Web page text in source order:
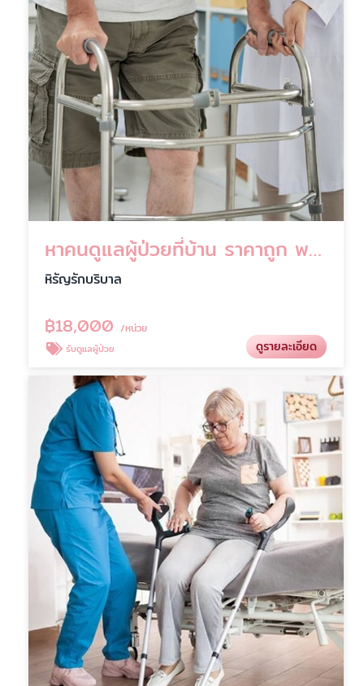
หาคนดูแลผู้ป่วยที่บ้าน ราคาถูก พร้อมเริ่มงานทันที
หิรัญรักบริบาล
฿18,000 /หน่วย
รับดูแลผู้ป่วย ดูรายละเอียด